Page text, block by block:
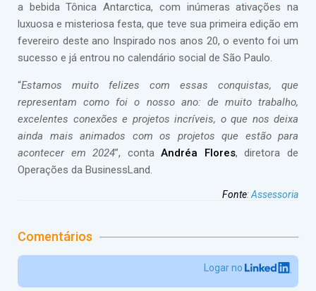
a bebida Tônica Antarctica, com inúmeras ativações na
luxuosa e misteriosa festa, que teve sua primeira edição em
fevereiro deste ano Inspirado nos anos 20, o evento foi um
sucesso e já entrou no calendário social de São Paulo.
“Estamos muito felizes com essas conquistas, que
representam como foi o nosso ano: de muito trabalho,
excelentes conexões e projetos incríveis, o que nos deixa
ainda mais animados com os projetos que estão para
acontecer em 2024”, contaAndréa Flores, diretora de
Operações da BusinessLand.
Fonte:Assessoria
Comentários
Logar no